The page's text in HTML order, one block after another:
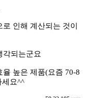
인해 계산되는 것이
각되는군요
높은 제품(요즘 70-8
세요^^